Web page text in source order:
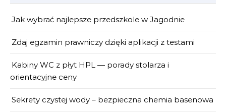
Jak wybrać najlepsze przedszkole w Jagodnie
Zdaj egzamin prawniczy dzięki aplikacji z testami
Kabiny WC z płyt HPL — porady stolarza i
orientacyjne ceny
Sekrety czystej wody – bezpieczna chemia basenowa